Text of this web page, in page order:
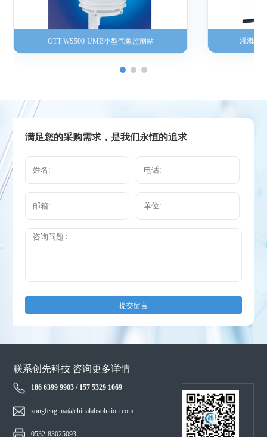
OTT WS500-UMB小型气象监测站 灌溉流
满足您的采购需求，是我们永恒的追求
提交留言
联系创先科技 咨询更多详情
186 6399 9903 / 157 5329 1069
zongfeng.ma@chinalabsolution.com
0532-83025093